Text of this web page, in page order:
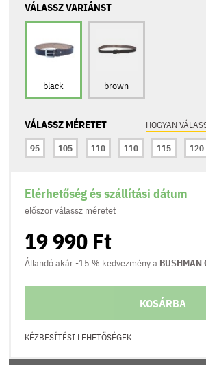
VÁLASSZ VARIÁNST
black brown
VÁLASSZ MÉRETET
HOGYAN
95
105 110 110 115 120
Elérhetőség és szállítási dátum
először válassz méretet
19 990 Ft
Állandó akár -15 % kedvezmény a BUSHMAN
KOSÁRBA
KÉZBESÍTÉSI LEHETŐSÉGEK